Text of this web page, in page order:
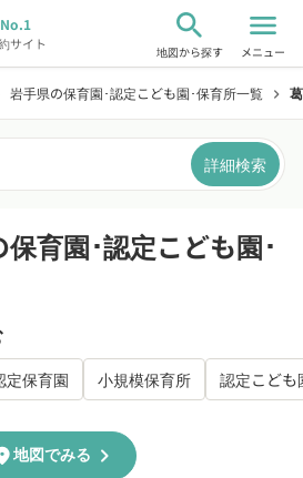
No.1
サイト
search
地図から探す
menu
メニュー
岩手県の保育園･認定こども園･保育所一覧 chevron_right
詳細検索
育園･認定こども園･
定保育園 小規模保育所 認定こども
地図でみる chevron_right